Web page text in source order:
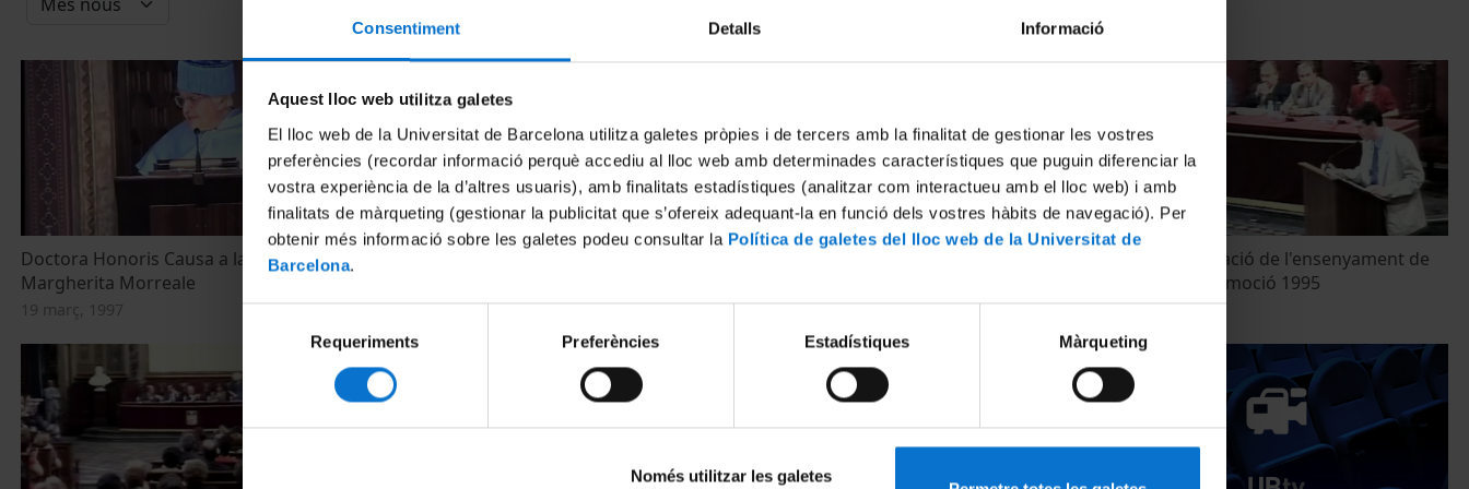
Consentiment Detalls Informació
Aquest lloc web utilitza galetes
El lloc web de la Universitat de Barcelona utilitza galetes pròpies i de tercers amb la finalitat de gestionar les vostres
preferències (recordar informació perquè accediu al lloc web amb determinades característiques que puguin diferenciar la
vostra experiència de la d’altres usuaris), amb finalitats estadístiques (analitzar com interactueu amb el lloc web) i amb
finalitats de màrqueting (gestionar la publicitat que s’ofereix adequant-la en funció dels vostres hàbits de navegació). Per
obtenir més informació sobre les galetes podeu consultar la Política de galetes del lloc web de la Universitat de
Barcelona.
consentiment
Requeriments Preferències Estadístiques Màrqueting
Només utilitzar les galetes
Doctora Honoris Causa a la professora
Margherita Morreale
19 març, 1997
Acte de Graduació de l'ensenyament de
Podologia. Promoció 1995
30 juny, 1995